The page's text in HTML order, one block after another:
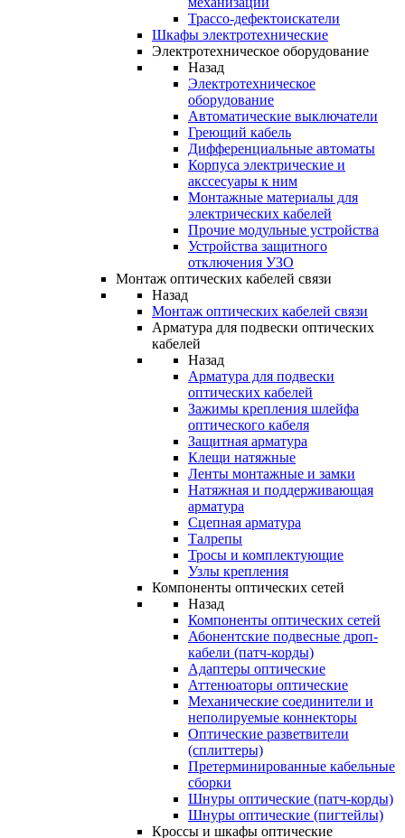
Трассо-дефектоискатели
Шкафы электротехнические
Электротехническое оборудование
Назад
Электротехническое
оборудование
Автоматические выключатели
Греющий кабель
Дифференциальные автоматы
Корпуса электрические и
акссесуары к ним
Монтажные материалы для
электрических кабелей
Прочие модульные устройства
Устройства защитного
отключения УЗО
Монтаж оптических кабелей связи
Назад
Монтаж оптических кабелей связи
Арматура для подвески оптических
кабелей
Назад
Арматура для подвески
оптических кабелей
Зажимы крепления шлейфа
оптического кабеля
Защитная арматура
Клещи натяжные
Ленты монтажные и замки
Натяжная и поддерживающая
арматура
Сцепная арматура
Талрепы
Тросы и комплектующие
Узлы крепления
Компоненты оптических сетей
Назад
Компоненты оптических сетей
Абонентские подвесные дроп-
кабели (патч-корды)
Адаптеры оптические
Аттенюаторы оптические
Механические соединители и
неполируемые коннекторы
Оптические разветвители
(сплиттеры)
Претерминированные кабельные
сборки
Шнуры оптические (патч-корды)
Шнуры оптические (пигтейлы)
Кроссы и шкафы оптические